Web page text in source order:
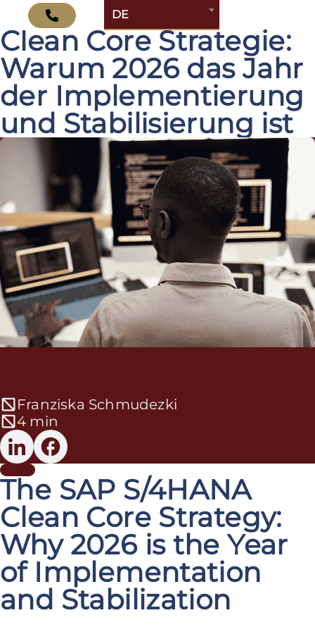
DE
Die SAP S/4HANA
Clean Core Strategie:
Warum 2026 das Jahr
der Implementierung
und Stabilisierung ist
Franziska Schmudezki
4 min
The SAP S/4HANA
Clean Core Strategy:
Why 2026 is the Year
of Implementation
and Stabilization